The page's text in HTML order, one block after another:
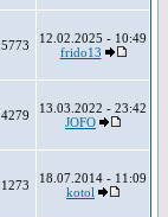
5773
12.02.2025 - 10:49
frido13
4279
13.03.2022 - 23:42
JOFO
1273
18.07.2014 - 11:09
kotol